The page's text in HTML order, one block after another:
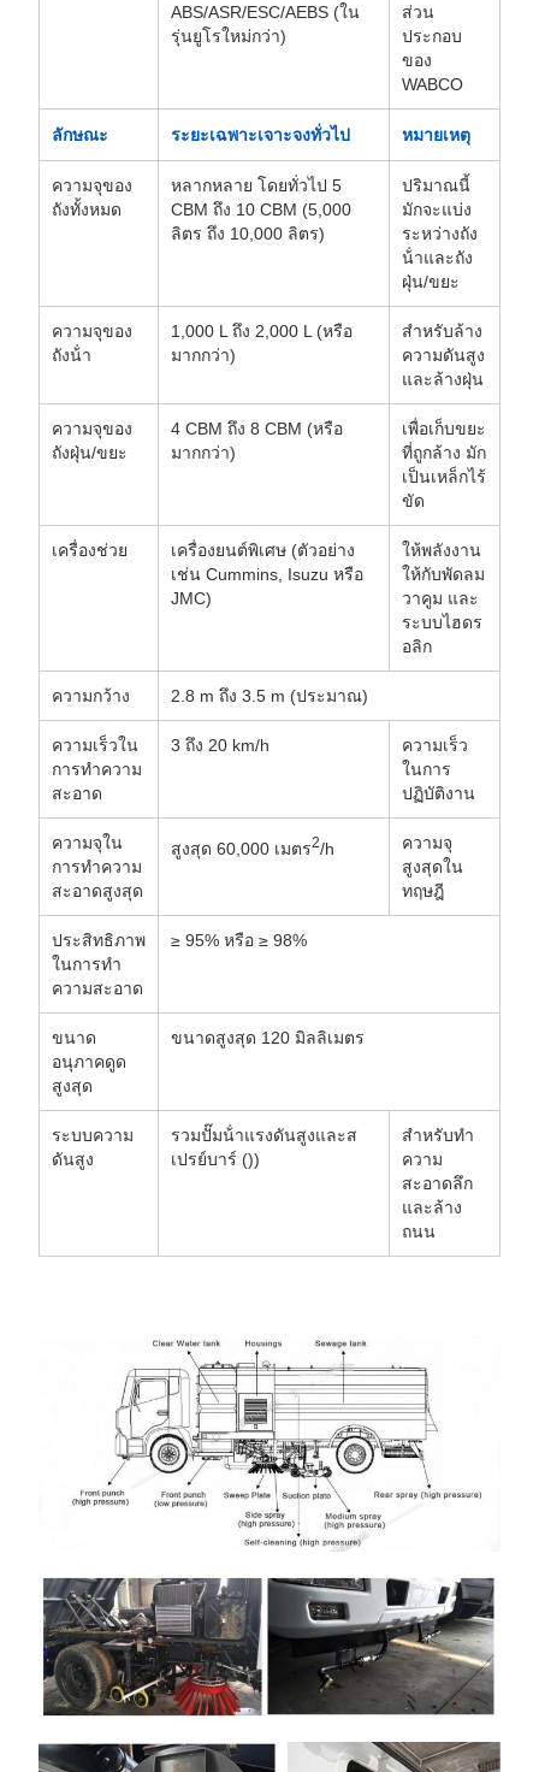
ABS/ASR/ESC/AEBS (ใน
รุ่นยูโรใหม่กว่า)
ส่วน
ประกอบ
ของ
WABCO
ลักษณะ ระยะเฉพาะเจาะจงทั่วไป หมายเหตุ
ความจุของ
ถังทั้งหมด
หลากหลาย โดยทั่วไป 5
CBM ถึง 10 CBM (5,000
ลิตร ถึง 10,000 ลิตร)
ปริมาณนี้
มักจะแบ่ง
ระหว่างถัง
น้ําและถัง
ฝุ่น/ขยะ
ความจุของ
ถังน้ํา
1,000 L ถึง 2,000 L (หรือ
มากกว่า)
สําหรับล้าง
ความดันสูง
และล้างฝุ่น
ความจุของ
ถังฝุ่น/ขยะ
4 CBM ถึง 8 CBM (หรือ
มากกว่า)
เพื่อเก็บขยะ
ที่ถูกล้าง มัก
เป็นเหล็กไร้
ขัด
เครื่องช่วย
เครื่องยนต์พิเศษ (ตัวอย่าง
เช่น Cummins, Isuzu หรือ
JMC)
ให้พลังงาน
ให้กับพัดลม
วาคูม และ
ระบบไฮดร
อลิก
ความกว้าง 2.8 m ถึง 3.5 m (ประมาณ)
ความเร็วใน
การทําความ
สะอาด
3 ถึง 20 km/h
ความเร็ว
ในการ
ปฏิบัติงาน
ความจุใน
การทําความ
สะอาดสูงสุด
สูงสุด 60,000 เมตร2/h
ความจุ
สูงสุดใน
ทฤษฎี
ประสิทธิภาพ
ในการทํา
ความสะอาด
≥ 95% หรือ ≥ 98%
ขนาด
อนุภาคดูด
สูงสุด
ขนาดสูงสุด 120 มิลลิเมตร
ระบบความ
ดันสูง
รวมปั๊มน้ําแรงดันสูงและส
เปรย์บาร์ ())
สําหรับทํา
ความ
สะอาดลึก
และล้าง
ถนน